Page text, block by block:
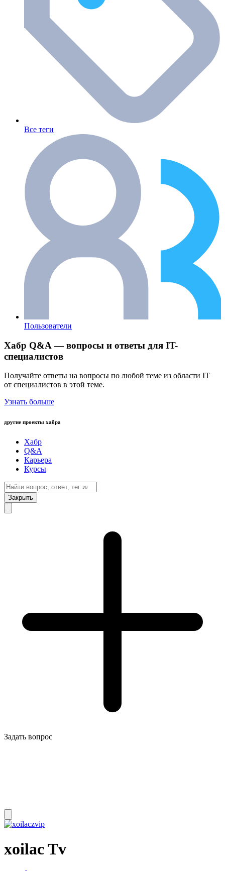
Все теги
Пользователи
Хабр Q&A — вопросы и ответы для IT-
специалистов
Получайте ответы на вопросы по любой теме из области IT
от специалистов в этой теме.
Узнать больше
другие проекты хабра
Хабр
Q&A
Карьера
Курсы
Закрыть
Задать вопрос
xoilac Tv